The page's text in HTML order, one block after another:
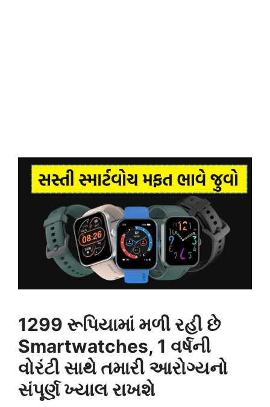
1299 રૂપિયામાં મળી રહી છે
Smartwatches, 1 વર્ષની
વોરંટી સાથે તમારી આરોગ્યનો
સંપૂર્ણ ખ્યાલ રાખશે